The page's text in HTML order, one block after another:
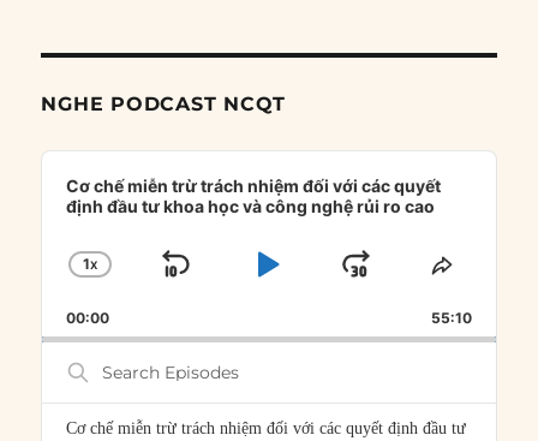
NGHE PODCAST NCQT
Audio
Player
Cơ chế miễn trừ trách nhiệm đối với các quyết
định đầu tư khoa học và công nghệ rủi ro cao
CHANGE
RATE
1X
SKIP
PLAYJUMP
FORWARD
SHARE
00:00 55:10
Search
Episodes
Cơ chế miễn trừ trách nhiệm đối với các quyết định đầu tư